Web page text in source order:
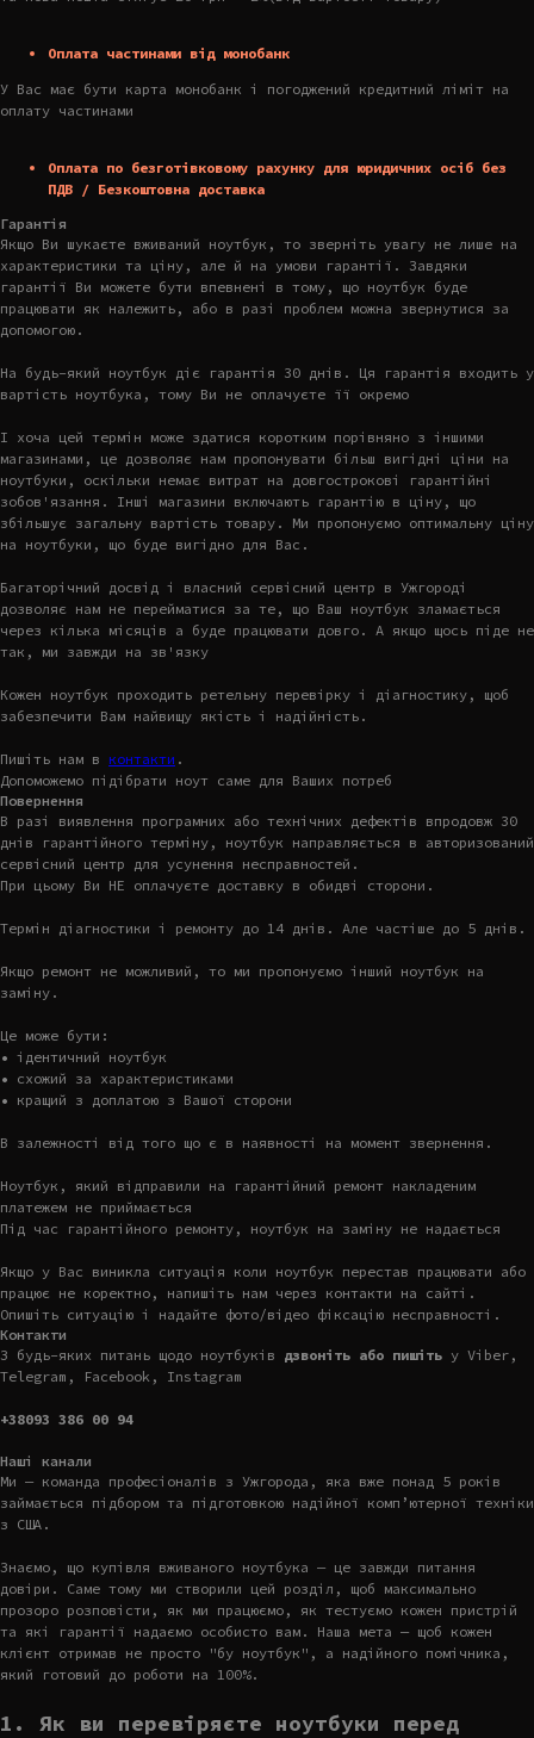
Оплата частинами від монобанк
У Вас має бути карта монобанк і погоджений кредитний ліміт на
оплату частинами
Оплата по безготівковому рахунку для юридичних осіб без
ПДВ / Безкоштовна доставка
Гарантія
Якщо Ви шукаєте вживаний ноутбук, то зверніть увагу не лише на
характеристики та ціну, але й на умови гарантії. Завдяки
гарантії Ви можете бути впевнені в тому, що ноутбук буде
працювати як належить, або в разі проблем можна звернутися за
допомогою.
На будь-який ноутбук діє гарантія 30 днів. Ця гарантія входить у
вартість ноутбука, тому Ви не оплачуєте її окремо
І хоча цей термін може здатися коротким порівняно з іншими
магазинами, це дозволяє нам пропонувати більш вигідні ціни на
ноутбуки, оскільки немає витрат на довгострокові гарантійні
зобов'язання. Інші магазини включають гарантію в ціну, що
збільшує загальну вартість товару. Ми пропонуємо оптимальну ціну
на ноутбуки, що буде вигідно для Вас.
Багаторічний досвід і власний сервісний центр в Ужгороді
дозволяє нам не перейматися за те, що Ваш ноутбук зламається
через кілька місяців а буде працювати довго. А якщо щось піде не
так, ми завжди на зв'язку
Кожен ноутбук проходить ретельну перевірку і діагностику, щоб
забезпечити Вам найвищу якість і надійність.
Пишіть нам в контакти .
Допоможемо підібрати ноут саме для Ваших потреб
Повернення
В разі виявлення програмних або технічних дефектів впродовж 30
днів гарантійного терміну, ноутбук направляється в авторизований
сервісний центр для усунення несправностей.
При цьому Ви НЕ оплачуєте доставку в обидві сторони.
Термін діагностики і ремонту до 14 днів. Але частіше до 5 днів.
Якщо ремонт не можливий, то ми пропонуємо інший ноутбук на
заміну.
Це може бути:
• ідентичний ноутбук
• схожий за характеристиками
• кращий з доплатою з Вашої сторони
В залежності від того що є в наявності на момент звернення.
Ноутбук, який відправили на гарантійний ремонт накладеним
платежем не приймається
Під час гарантійного ремонту, ноутбук на заміну не надається
Якщо у Вас виникла ситуація коли ноутбук перестав працювати або
працює не коректно, напишіть нам через контакти на сайті.
Опишіть ситуацію і надайте фото/відео фіксацію несправності.
Контакти
З будь-яких питань щодо ноутбуків дзвоніть або пишіть у Viber,
Telegram, Facebook, Instagram
+38093 386 00 94
Наші канали
Ми — команда професіоналів з Ужгорода, яка вже понад 5 років
займається підбором та підготовкою надійної комп’ютерної техніки
з США.
Знаємо, що купівля вживаного ноутбука — це завжди питання
довіри. Саме тому ми створили цей розділ, щоб максимально
прозоро розповісти, як ми працюємо, як тестуємо кожен пристрій
та які гарантії надаємо особисто вам. Наша мета — щоб кожен
клієнт отримав не просто "бу ноутбук", а надійного помічника,
який готовий до роботи на 100%.
1. Як ви перевіряєте ноутбуки перед